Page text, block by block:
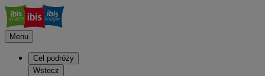
Menu
Cel podróży
Wstecz